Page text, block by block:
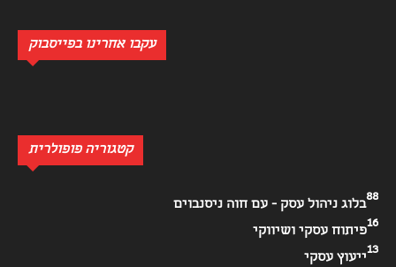
עקבו אחרינו בפייסבוק
קטגוריה פופולרית
בלוג ניהול עסק - עם חוה ניסנבוים
88
פיתוח עסקי ושיווקי
16
ייעוץ עסקי
13